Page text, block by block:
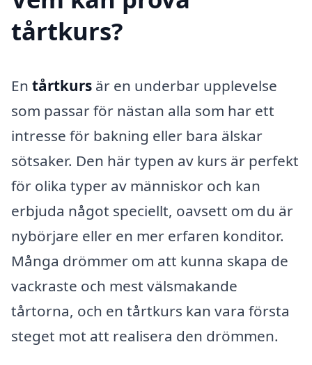
tårtkurs?
En tårtkurs är en underbar upplevelse
som passar för nästan alla som har ett
intresse för bakning eller bara älskar
sötsaker. Den här typen av kurs är perfekt
för olika typer av människor och kan
erbjuda något speciellt, oavsett om du är
nybörjare eller en mer erfaren konditor.
Många drömmer om att kunna skapa de
vackraste och mest välsmakande
tårtorna, och en tårtkurs kan vara första
steget mot att realisera den drömmen.